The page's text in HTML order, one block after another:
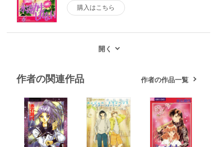
購入はこちら
作者の関連作品 作者の作品一覧